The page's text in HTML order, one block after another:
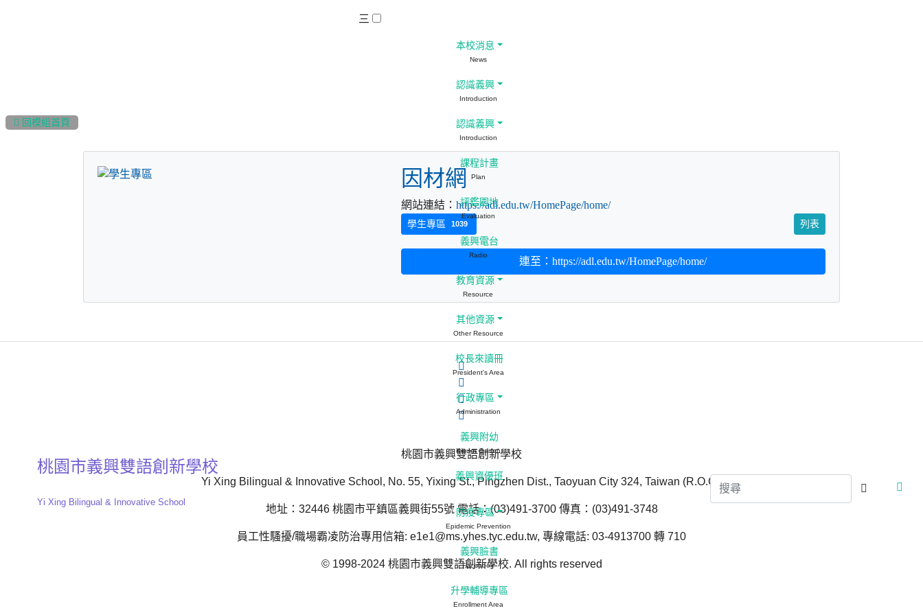
 回模組首頁
因材網
網站連結： https://adl.edu.tw/HomePage/home/
學生專區 1039 列表
連至：https://adl.edu.tw/HomePage/home/
桃園市義興雙語創新學校
Yi Xing Bilingual & Innovative School, No. 55, Yixing St., Pingzhen Dist., Taoyuan City 324, Taiwan (R.O.C.)
地址：32446 桃園市平鎮區義興街55號 電話：(03)491-3700 傳真：(03)491-3748
員工性騷擾/職場霸凌防治專用信箱: e1e1@ms.yhes.tyc.edu.tw, 專線電話: 03-4913700 轉 710
© 1998-2024 桃園市義興雙語創新學校. All rights reserved
桃園市義興雙語創新學校
Yi Xing Bilingual & Innovative School
三
本校消息
News
認識義興
Introduction
認識義興
Introduction
課程計畫
Plan
評鑑園地
Evaluation
義興電台
Radio
教育資源
Resource
其他資源
Other Resource
校長來讀冊
President's Area
行政專區
Administration
義興附幼
Kinder Garten
義興資優班
防疫專區
Epidemic Prevention
義興臉書
Facebook
升學輔導專區
Enrollment Area